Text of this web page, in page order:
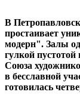
В
простаивает
модерн". Залы
гулкой
Союза
в бесславной
готовилась